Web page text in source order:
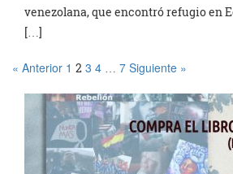
venezolana, que encontró refugio en
[…]
« Anterior 1 2 3 4 7 Siguiente »